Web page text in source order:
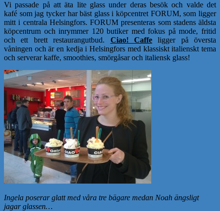
Vi passade på att äta lite glass under deras besök och valde det
kafé som jag tycker har bäst glass i köpcentret FORUM, som ligger
mitt i centrala Helsingfors. FORUM presenteras som stadens äldsta
köpcentrum och inrymmer 120 butiker med fokus på mode, fritid
och ett brett restaurangutbud. Ciao! Caffeligger på översta
våningen och är en kedja i Helsingfors med klassiskt italienskt tema
och serverar kaffe, smoothies, smörgåsar och italiensk glass!
Ingela poserar glatt med våra tre bägare medan Noah ängsligt
jagar glassen…